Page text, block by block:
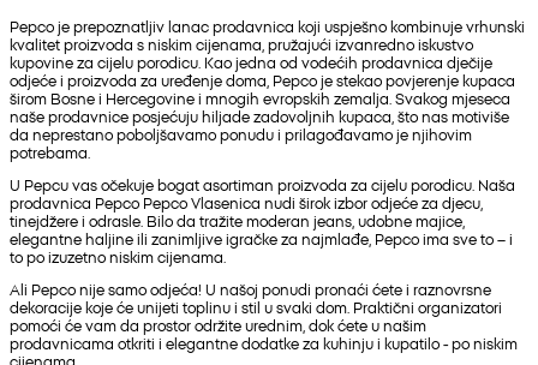
Pepco je prepoznatljiv lanac prodavnica koji uspješno kombinuje vrhunski
kvalitet proizvoda s niskim cijenama, pružajući izvanredno iskustvo
kupovine za cijelu porodicu. Kao jedna od vodećih prodavnica dječije
odjeće i proizvoda za uređenje doma, Pepco je stekao povjerenje kupaca
širom Bosne i Hercegovine i mnogih evropskih zemalja. Svakog mjeseca
naše prodavnice posjećuju hiljade zadovoljnih kupaca, što nas motiviše
da neprestano poboljšavamo ponudu i prilagođavamo je njihovim
potrebama.
U Pepcu vas očekuje bogat asortiman proizvoda za cijelu porodicu. Naša
prodavnica Pepco Pepco Vlasenica nudi širok izbor odjeće za djecu,
tinejdžere i odrasle. Bilo da tražite moderan jeans, udobne majice,
elegantne haljine ili zanimljive igračke za najmlađe, Pepco ima sve to – i
to po izuzetno niskim cijenama.
Ali Pepco nije samo odjeća! U našoj ponudi pronaći ćete i raznovrsne
dekoracije koje će unijeti toplinu i stil u svaki dom. Praktični organizatori
pomoći će vam da prostor održite urednim, dok ćete u našim
prodavnicama otkriti i elegantne dodatke za kuhinju i kupatilo - po niskim
cijenama.